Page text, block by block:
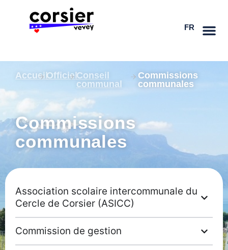
FR
EN
AccueilOfficielConseil
communal
Commissions
communales
Commissions
communales
Association scolaire intercommunale du
Cercle de Corsier (ASICC)
Commission de gestion